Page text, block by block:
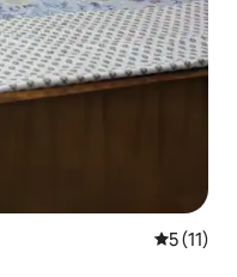
Średnia
5 (11)